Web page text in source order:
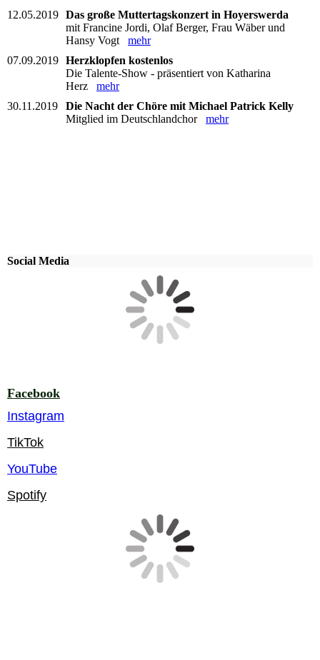
12.05.2019 Das große Muttertagskonzert in Hoyerswerda
mit Francine Jordi, Olaf Berger, Frau Wäber und
Hansy Vogt mehr
07.09.2019 Herzklopfen kostenlos
Die Talente-Show - präsentiert von Katharina
Herz mehr
30.11.2019
Die Nacht der Chöre mit Michael Patrick Kelly
Mitglied im Deutschlandchor mehr
Social Media
Facebook
Instagram
TikTok
YouTube
Spotify